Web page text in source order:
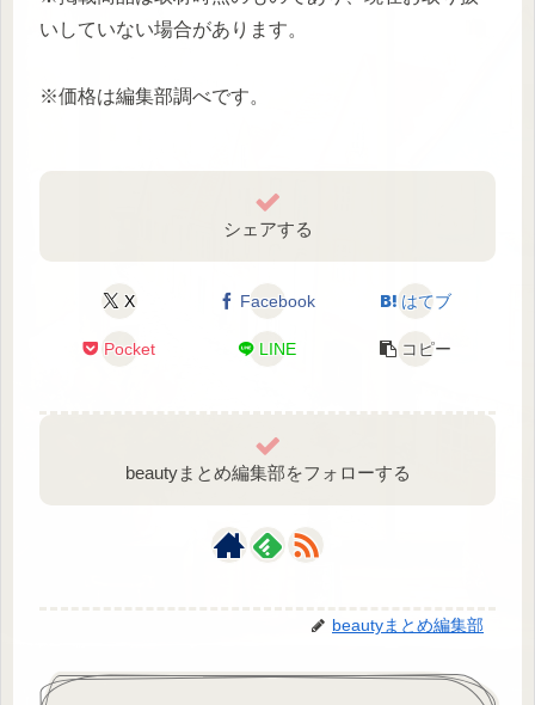
いしていない場合があります。
※価格は編集部調べです。
シェアする
X Facebook はてブ
Pocket LINE コピー
beautyまとめ編集部をフォローする
beautyまとめ編集部